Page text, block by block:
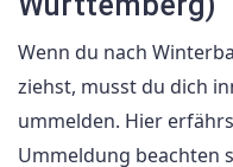
Wenn du nach
ziehst, musst du dich
ummelden. Hier
Ummeldung beachten